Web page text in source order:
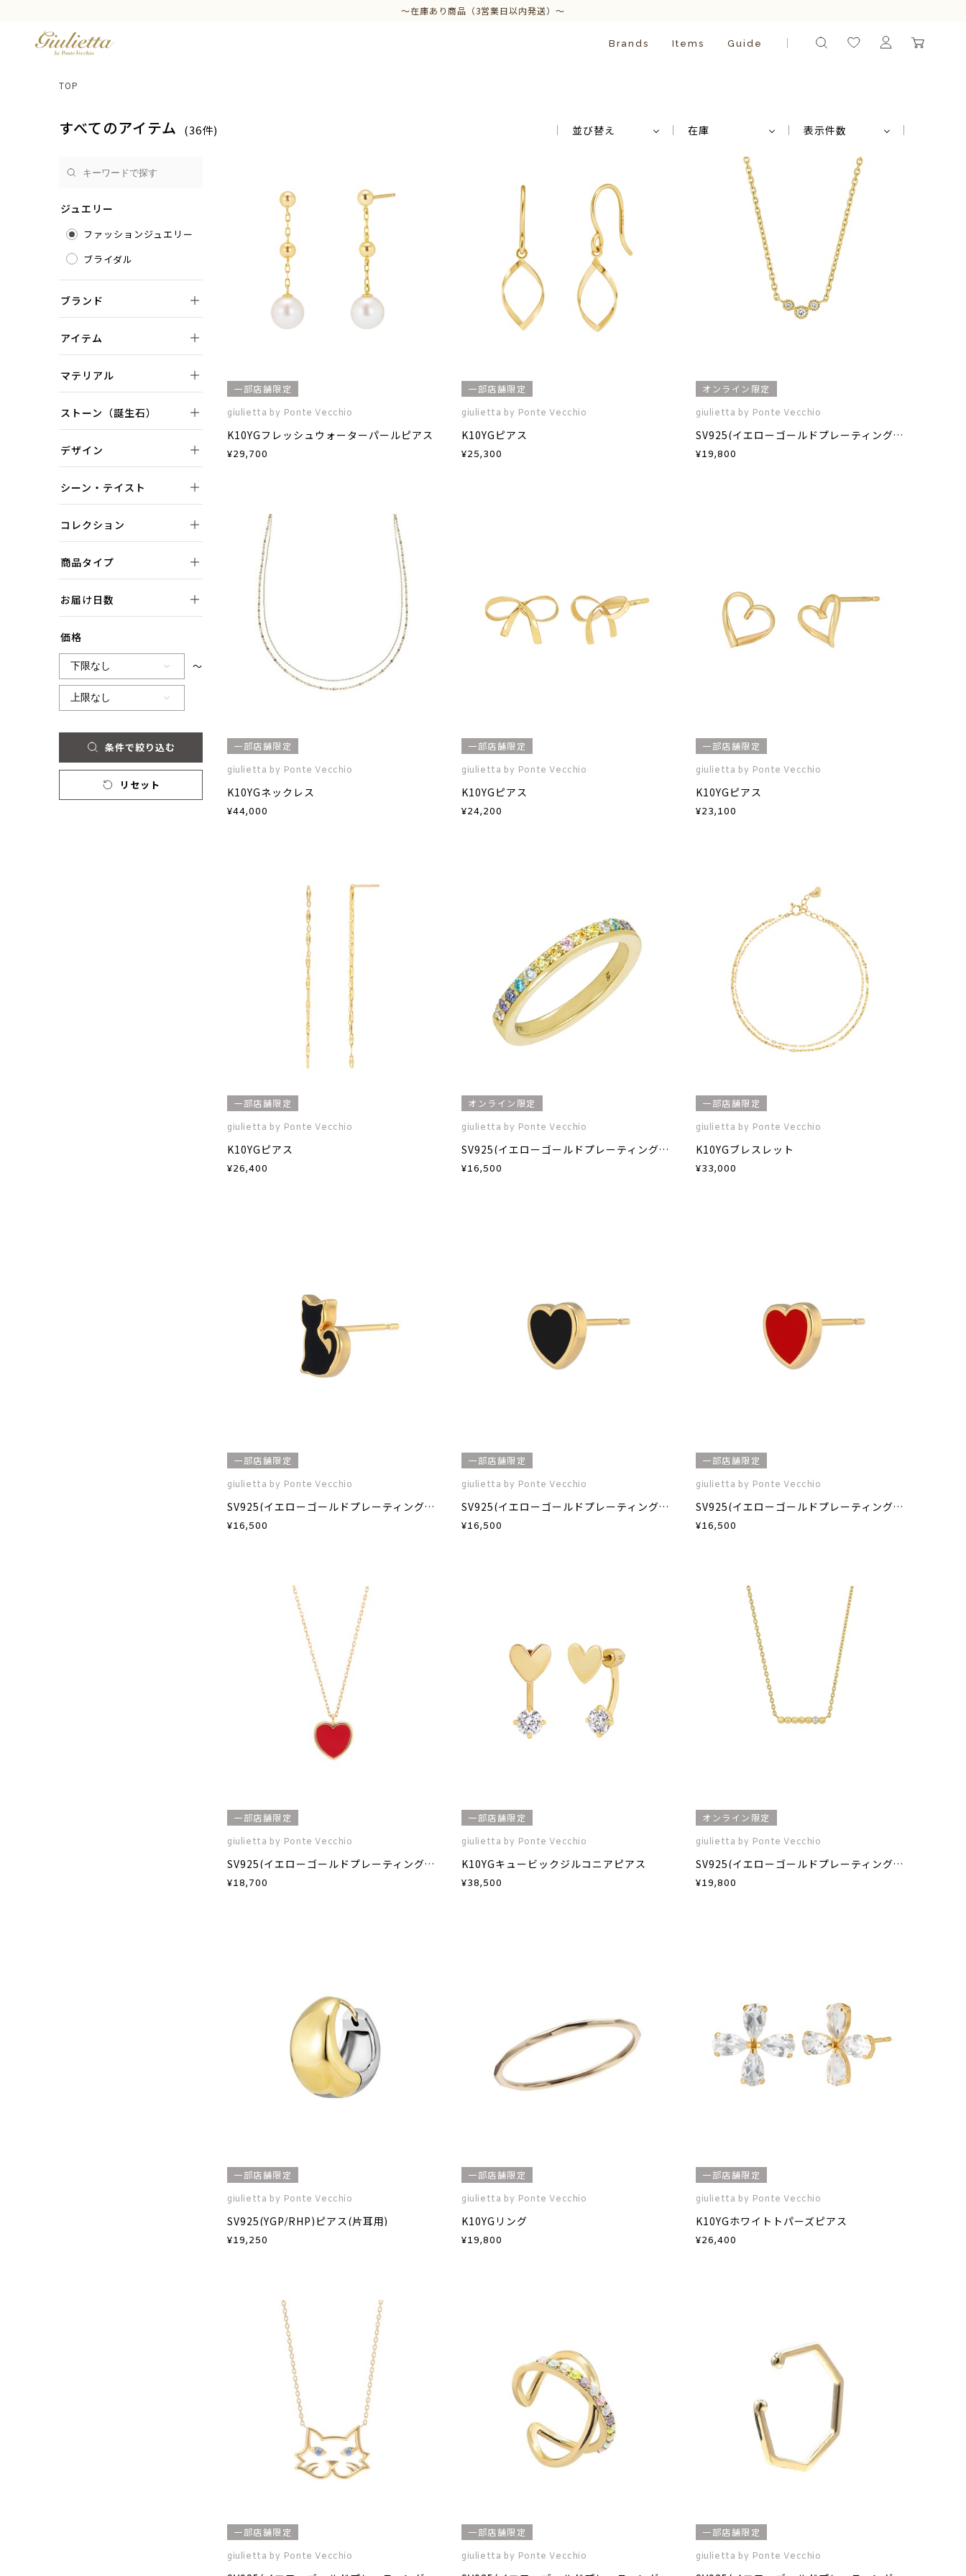
～在庫あり商品（3営業日以内発送）～
Brands Items Guide
TOP
すべてのアイテム (36件) 並び替え 在庫 表示件数
ジュエリー
ファッションジュエリー
ブライダル
ブランド
アイテム
マテリアル
ストーン（誕生石）
デザイン
シーン・テイスト
コレクション
商品タイプ
お届け日数
価格
～
条件で絞り込む
リセット
一部店舗限定
giulietta by Ponte Vecchio
K10YGフレッシュウォーターパールピアス
¥29,700
一部店舗限定
giulietta by Ponte Vecchio
K10YGピアス
¥25,300
オンライン限定
giulietta by Ponte Vecchio
SV925(イエローゴールドプレーティング)ダイヤモンドネックレス
¥19,800
一部店舗限定
giulietta by Ponte Vecchio
K10YGネックレス
¥44,000
一部店舗限定
giulietta by Ponte Vecchio
K10YGピアス
¥24,200
一部店舗限定
giulietta by Ponte Vecchio
K10YGピアス
¥23,100
一部店舗限定
giulietta by Ponte Vecchio
K10YGピアス
¥26,400
オンライン限定
giulietta by Ponte Vecchio
SV925(イエローゴールドプレーティング)キュービックジルコニアピンキーリング
¥16,500
一部店舗限定
giulietta by Ponte Vecchio
K10YGブレスレット
¥33,000
一部店舗限定
giulietta by Ponte Vecchio
SV925(イエローゴールドプレーティング)エナメルピアス(片耳用)
¥16,500
一部店舗限定
giulietta by Ponte Vecchio
SV925(イエローゴールドプレーティング)エナメルピアス(片耳用)
¥16,500
一部店舗限定
giulietta by Ponte Vecchio
SV925(イエローゴールドプレーティング)エナメルピアス(片耳用)
¥16,500
一部店舗限定
giulietta by Ponte Vecchio
SV925(イエローゴールドプレーティング)エナメルネックレス
¥18,700
一部店舗限定
giulietta by Ponte Vecchio
K10YGキュービックジルコニアピアス
¥38,500
オンライン限定
giulietta by Ponte Vecchio
SV925(イエローゴールドプレーティング)ダイヤモンドネックレス
¥19,800
一部店舗限定
giulietta by Ponte Vecchio
SV925(YGP/RHP)ピアス(片耳用)
¥19,250
一部店舗限定
giulietta by Ponte Vecchio
K10YGリング
¥19,800
一部店舗限定
giulietta by Ponte Vecchio
K10YGホワイトトパーズピアス
¥26,400
一部店舗限定
giulietta by Ponte Vecchio
一部店舗限定
giulietta by Ponte Vecchio
一部店舗限定
giulietta by Ponte Vecchio